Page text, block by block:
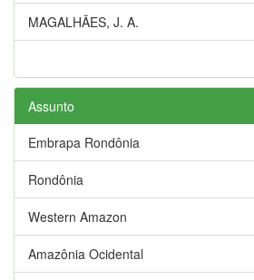
MAGALHÃES, J. A.
Assunto
Embrapa Rondônia
Rondônia
Western Amazon
Amazônia Ocidental